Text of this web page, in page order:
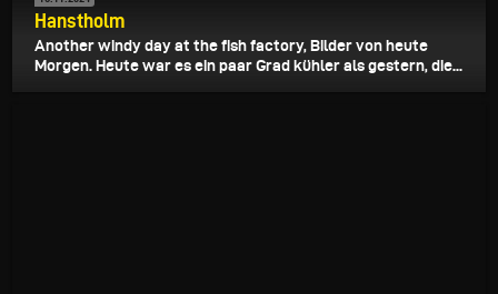
Hanstholm
Another windy day at the fish factory, Bilder von heute
Morgen. Heute war es ein paar Grad kühler als gestern, die...